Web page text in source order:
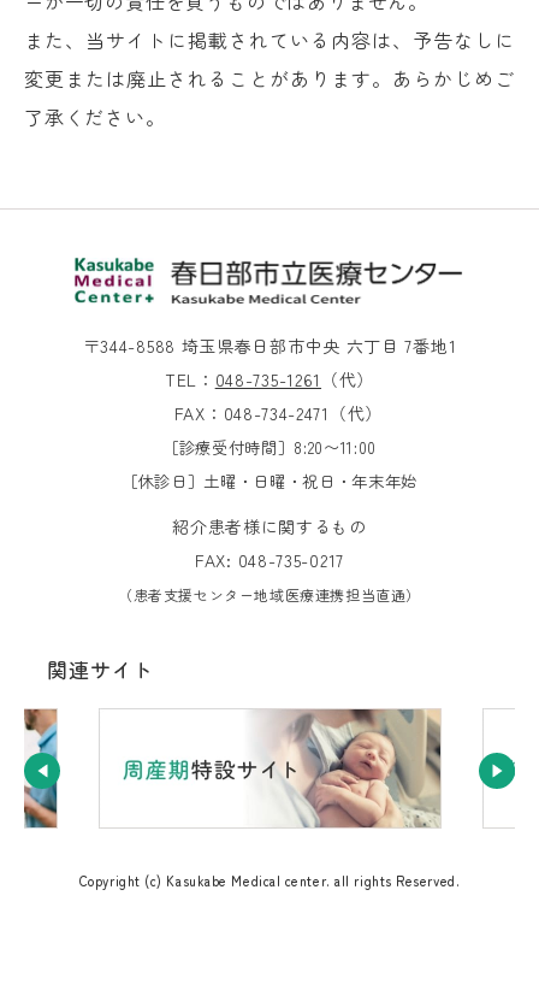
また、当サイトに掲載されている内容は、予告なしに
変更または廃止されることがあります。あらかじめご
了承ください。
〒344-8588 埼玉県春日部市中央 六丁目 7番地1
TEL： 048-735-1261 （代）
FAX：048-734-2471（代）
［診療受付時間］8:20〜11:00
［休診日］土曜・日曜・祝日・年末年始
紹介患者様に関するもの
FAX: 048-735-0217
（患者支援センター地域医療連携担当直通）
関連サイト
Copyright (c) Kasukabe Medical center. all rights Reserved.